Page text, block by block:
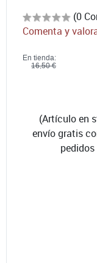
(0
Comenta y
En tienda:
16,50 €
(Artículo en
envío gratis